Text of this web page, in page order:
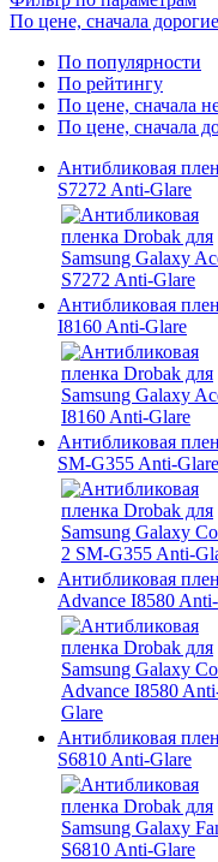
По цене, сначала дорогие
По популярности
По рейтингу
По цене, сначала
По цене, сначала
Антибликовая
S7272 Anti-Glare
Антибликовая
I8160 Anti-Glare
Антибликовая
SM-G355 Anti-Glare
Антибликовая
Advance I8580
Антибликовая
S6810 Anti-Glare